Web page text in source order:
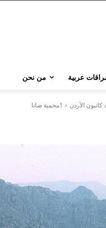
عربية من نحن
الأردن 1محمية ضانا